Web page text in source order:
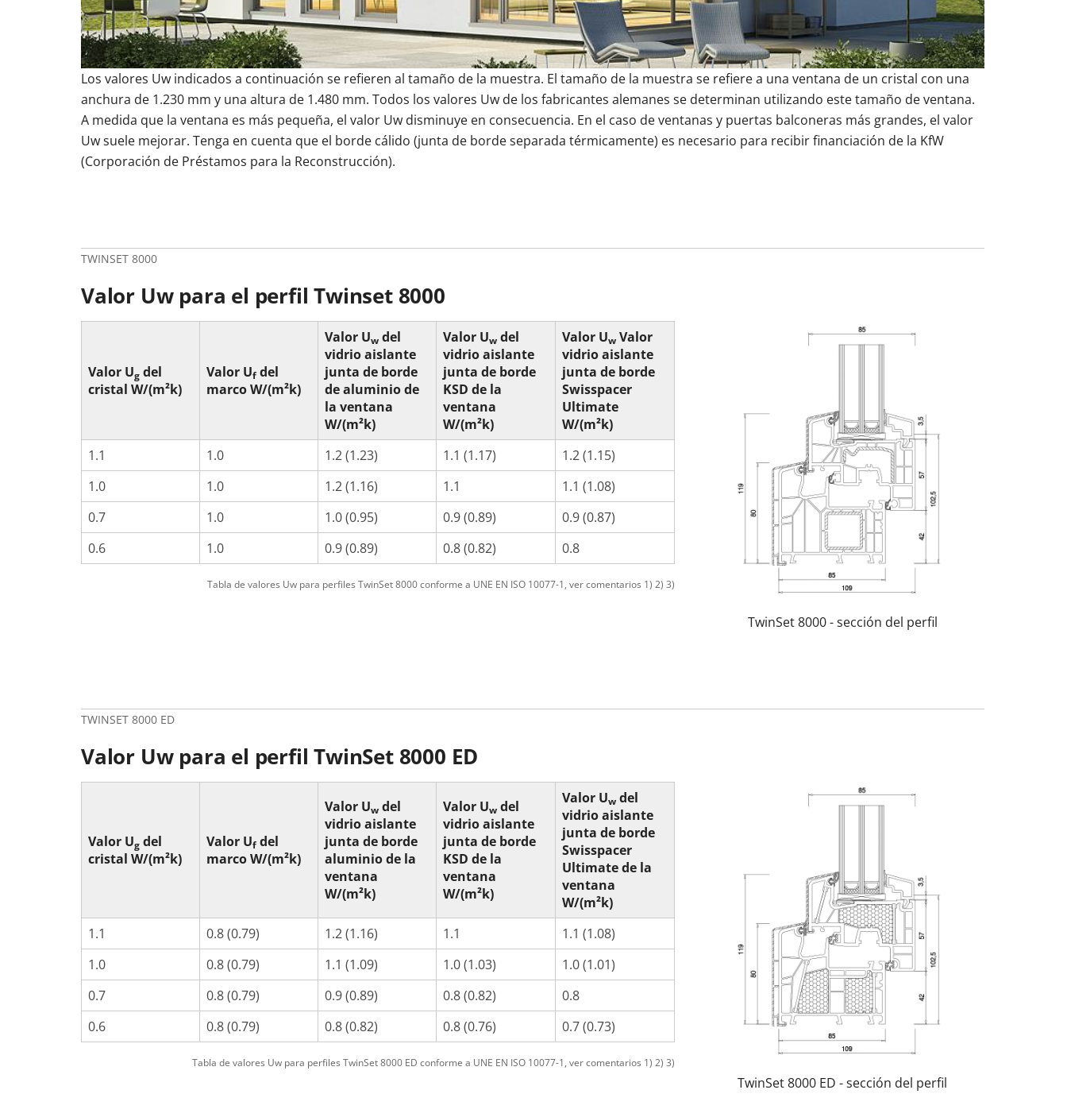
Otros enlaces
Tipos de ventanas Tamaños de las ventanas Colores de las ventanas Ventanas Cortizo Ventanas Veka
Instrucciones y vídeos
Cómo instalar una ventana Cómo ajustar una ventana Vídeos Subvenciones para cambiar ventanas
Otros enlaces
Tamaños balconeras Coste balconeras Balconeras Cortizo Balconeras Veka
Instrucciones y vídeos
Cómo instalar una balconera Cómo ajustar una balconera Videos Descubre nuestras balconeras de aluminio
Otros enlaces
Tamaños puertas entrada Colores puertas de entrada Cerradura eléctrica Tiradores
Instrucciones y vídeos
Instalar puerta de entrada Ajustar puerta de entrada Videos Descubre nuestras puertas de entrada de aluminio
Los valores Uw indicados a continuación se refieren al tamaño de la muestra. El tamaño de la muestra se refiere a una ventana de un cristal con una
anchura de 1.230 mm y una altura de 1.480 mm. Todos los valores Uw de los fabricantes alemanes se determinan utilizando este tamaño de ventana.
A medida que la ventana es más pequeña, el valor Uw disminuye en consecuencia. En el caso de ventanas y puertas balconeras más grandes, el valor
Uw suele mejorar. Tenga en cuenta que el borde cálido (junta de borde separada térmicamente) es necesario para recibir financiación de la KfW
(Corporación de Préstamos para la Reconstrucción).
TWINSET 8000
Valor Uw para el perfil Twinset 8000
Valor Ug del
cristal W/(m²k)
Valor Uf del
marco W/(m²k)
Valor Uw del
vidrio aislante
junta de borde
de aluminio de
la ventana
W/(m²k)
Valor Uw del
vidrio aislante
junta de borde
KSD de la
ventana
W/(m²k)
Valor Uw Valor
vidrio aislante
junta de borde
Swisspacer
Ultimate
W/(m²k)
1.1
1.0 1.2 (1.23) 1.1 (1.17)
1.2 (1.15)
1.0
1.0 1.2 (1.16) 1.1
1.1 (1.08)
0.7
1.0 1.0 (0.95) 0.9 (0.89)
0.9 (0.87)
0.6
1.0 0.9 (0.89) 0.8 (0.82) 0.8
Tabla de valores Uw para perfiles TwinSet 8000 conforme a UNE EN ISO 10077-1, ver comentarios 1) 2) 3)
TwinSet 8000 - sección del perfil
TWINSET 8000 ED
Valor Uw para el perfil TwinSet 8000 ED
Valor Ug del
cristal W/(m²k)
Valor Uf del
marco W/(m²k)
Valor Uw del
vidrio aislante
junta de borde
aluminio de la
ventana
W/(m²k)
Valor Uw del
vidrio aislante
junta de borde
KSD de la
ventana
W/(m²k)
Valor Uw del
vidrio aislante
junta de borde
Swisspacer
Ultimate de la
ventana
W/(m²k)
1.1
0.8 (0.79) 1.2 (1.16) 1.1
1.1 (1.08)
1.0
0.8 (0.79) 1.1 (1.09) 1.0 (1.03)
1.0 (1.01)
0.7
0.8 (0.79) 0.9 (0.89) 0.8 (0.82)
0.8
0.6
0.8 (0.79) 0.8 (0.82) 0.8 (0.76) 0.7 (0.73)
Tabla de valores Uw para perfiles TwinSet 8000 ED conforme a UNE EN ISO 10077-1, ver comentarios 1) 2) 3)
TwinSet 8000 ED - sección del perfil